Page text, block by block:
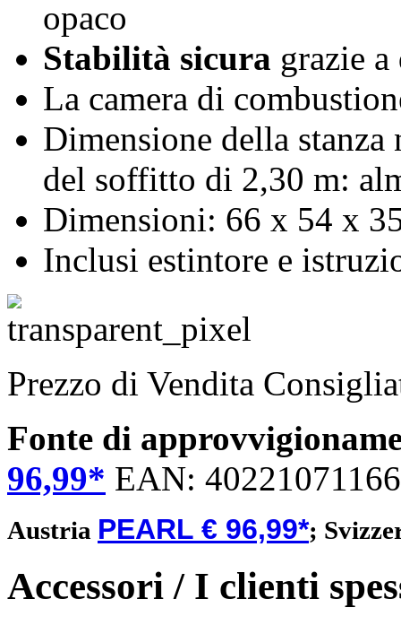
opaco
Stabilità sicura grazie
La camera di
Dimensione della stanza
del soffitto di 2,30 m:
Dimensioni: 66 x 54 x
Inclusi estintore e
Prezzo di Vendita
Fonte di
96,99* EAN:
Austria PEARL € 96,99*;
Accessori / I clienti